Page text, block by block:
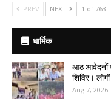
PREV NEXT 1 of 763
धार्मिक
आठ आवेदनों
शिविर।
Aug 7, 2026